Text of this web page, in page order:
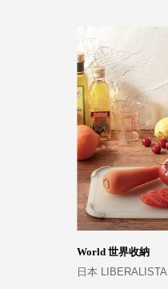
World 世界收納
日本 LIBERALISTA